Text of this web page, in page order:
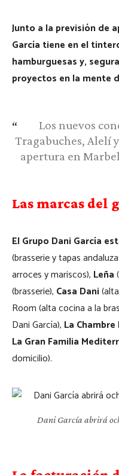
Junto a la previsión de
García tiene en el
hamburguesas y,
proyectos en la mente
Los nuevos
Tragabuches, Alelí
apertura en
Las marcas del
El Grupo Dani García
(brasserie y tapas
arroces y mariscos), Leña
(brasserie), Casa Dani
Room (alta cocina a la
Dani García), La Chambre
La Gran Familia
domicilio).
Dani García abrirá